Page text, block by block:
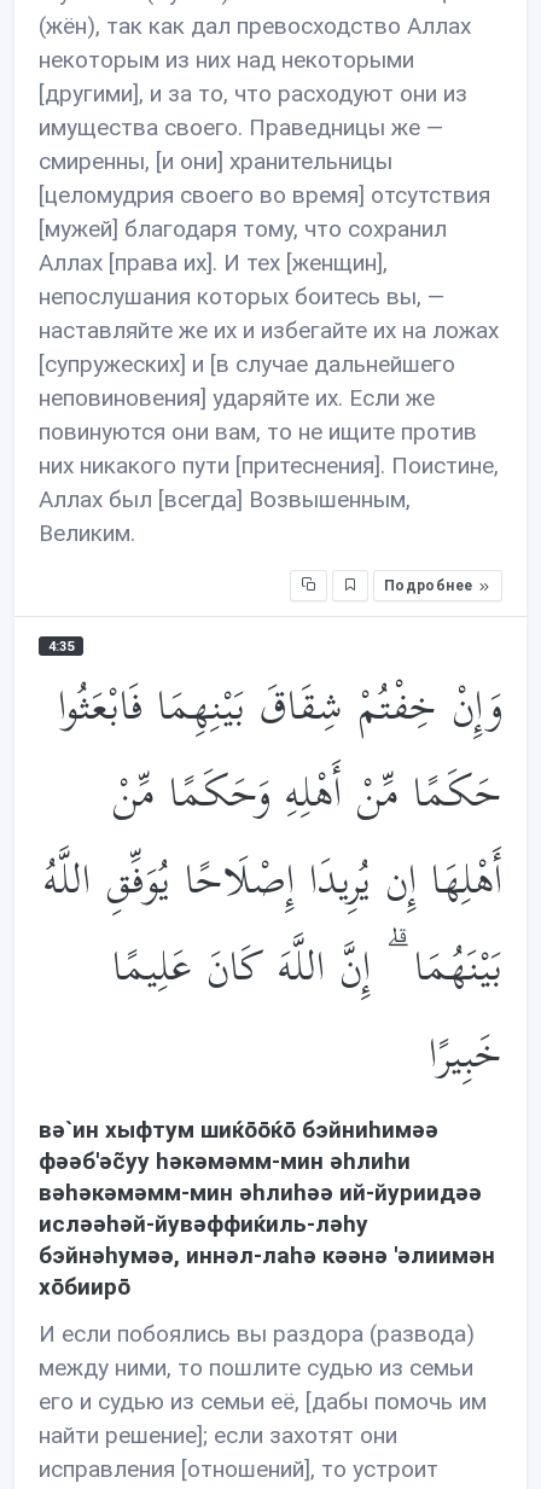
(жён), так как дал превосходство Аллах
некоторым из них над некоторыми
[другими], и за то, что расходуют они из
имущества своего. Праведницы же —
смиренны, [и они] хранительницы
[целомудрия своего во время] отсутствия
[мужей] благодаря тому, что сохранил
Аллах [права их]. И тех [женщин],
непослушания которых боитесь вы, —
наставляйте же их и избегайте их на ложах
[супружеских] и [в случае дальнейшего
неповиновения] ударяйте их. Если же
повинуются они вам, то не ищите против
них никакого пути [притеснения]. Поистине,
Аллах был [всегда] Возвышенным,
Великим.
Подробнее
4:35
وَإِنْ خِفْتُمْ شِقَاقَ بَيْنِهِمَا فَابْعَثُوا
حَكَمًا مِّنْ أَهْلِهِ وَحَكَمًا مِّنْ
أَهْلِهَا إِن يُرِيدَا إِصْلَاحًا يُوَفِّقِ اللَّهُ
بَيْنَهُمَا ۗ إِنَّ اللَّهَ كَانَ عَلِيمًا
خَبِيرًا
вə`ин хыфтум шиќōōќō бэйниhимəə
фəəб'əc̃уу həкəмəмм-мин əhлиhи
вəhəкəмəмм-мин əhлиhəə ий-йуриидəə
ислəəhəй-йувəффиќиль-лəhу
бэйнəhумəə, иннəл-лаhə кəəнə 'əлиимəн
хōбиирō
И если побоялись вы раздора (развода)
между ними, то пошлите судью из семьи
его и судью из семьи её, [дабы помочь им
найти решение]; если захотят они
исправления [отношений], то устроит